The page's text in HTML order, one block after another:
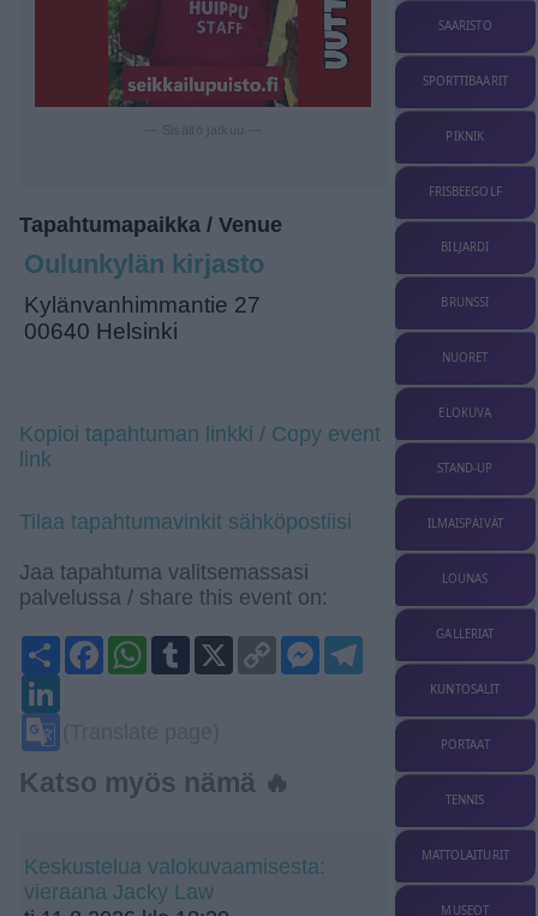
Tapahtumapaikka / Venue
Oulunkylän kirjasto
Kylänvanhimmantie 27
00640 Helsinki
Kopioi tapahtuman linkki / Copy event
link
Tilaa tapahtumavinkit sähköpostiisi
Jaa tapahtuma valitsemassasi
palvelussa / share this event on:
ShareFacebookWhatsApp
Tumblr
X
Copy
Link
MessengerTelegram
Katso myös nämä 🔥
Keskustelua valokuvaamisesta:
vieraana Jacky Law
SAARISTO
SPORTTIBAARIT
PIKNIK
FRISBEEGOLF
BILJARDI
BRUNSSI
NUORET
ELOKUVA
STAND-UP
ILMAISPÄIVÄT
LOUNAS
GALLERIAT
KUNTOSALIT
PORTAAT
TENNIS
MATTOLAITURIT
MUSEOT